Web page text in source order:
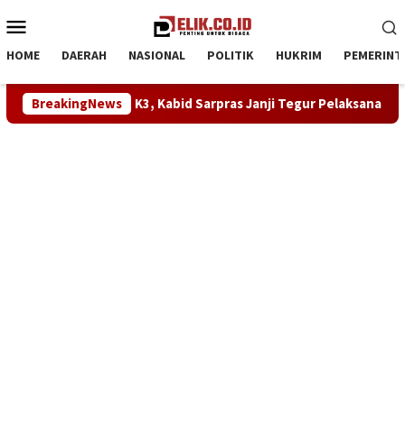
ke
Mobile
HOME DAERAH NASIONAL POLITIK HUKRIM
BreakingNews
APD K3, Kabid Sarpras Janji Tegur Pelaksana dan Perbaiki